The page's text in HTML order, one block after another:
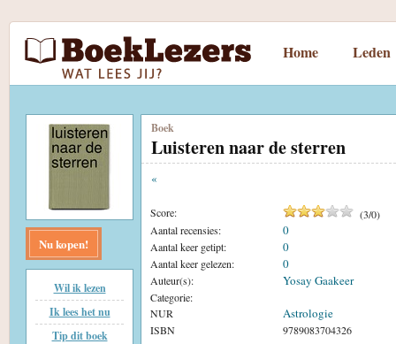
Home Leden
Nu kopen!
Wil ik lezen
Ik lees het nu
Tip dit boek
Boek
Luisteren naar de sterren
«
Score: (3/0)
Aantal recensies:
0
Aantal keer getipt: 0
Aantal keer gelezen: 0
Auteur(s): Yosay Gaakeer
Categorie:
NUR
Astrologie
ISBN 9789083704326